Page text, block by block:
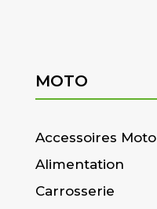
MOTO
Accessoires Moto
Alimentation
Carrosserie